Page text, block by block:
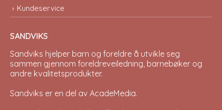
Kundeservice
SANDVIKS
Sandviks hjelper barn og foreldre å utvikle seg
sammen gjennom foreldreveiledning, barnebøker og
andre kvalitetsprodukter.
Sandviks er en del av AcadeMedia.